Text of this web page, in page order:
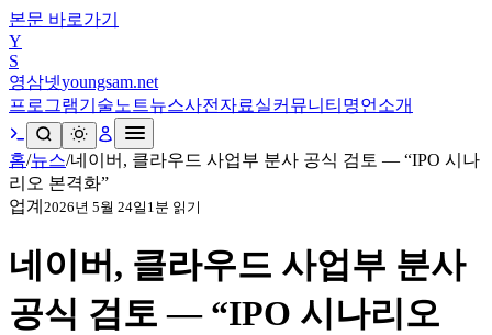
본문 바로가기
Y
S
영삼넷youngsam.net
프로그램기술노트뉴스사전 자료실커뮤니티 명언 소개
홈/뉴스/네이버, 클라우드 사업부 분사 공식 검토 — “IPO 시나
리오 본격화”
업계 2026년 5월 24일 1분 읽기
네이버, 클라우드 사업부 분사
공식 검토 — “IPO 시나리오